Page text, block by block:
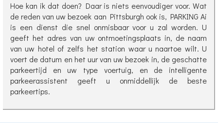
Hoe kan ik dat doen? Daar is niets eenvoudiger voor. Wat
de reden van uw bezoek aan Pittsburgh ook is, PARKING Ai
is een dienst die snel onmisbaar voor u zal worden. U
geeft het adres van uw ontmoetingsplaats in, de naam
van uw hotel of zelfs het station waar u naartoe wilt. U
voert de datum en het uur van uw bezoek in, de geschatte
parkeertijd en uw type voertuig, en de intelligente
parkeerassistent geeft u onmiddellijk de beste
parkeertips.